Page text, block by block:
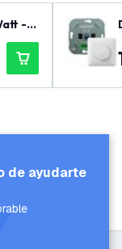
- 2
de ayudarte